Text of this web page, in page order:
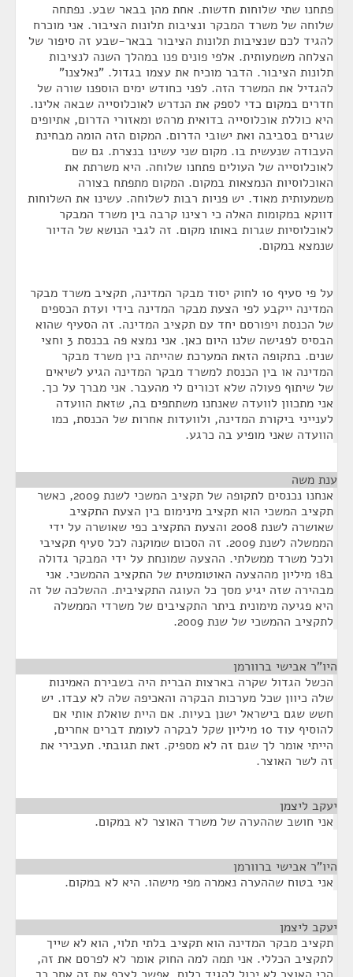
פתחנו שתי שלוחות חדשות. אחת מהן בבאר שבע. נפתחה
שלוחה של משרד המבקר ונציבות תלונות הציבור. אני מוכרח
להגיד לכם שנציבות תלונות הציבור בבאר-שבע זה סיפור של
הצלחה משמעותית. אלפי פונים פנו במהלך השנה לנציבות
תלונות הציבור. הדבר מוכיח את עצמו בגדול. "נאלצנו"
להגדיל את המשרד הזה. לפני כחודש ימים הוספנו שורה של
חדרים במקום כדי לספק את הנדרש לאוכלוסייה שבאה אלינו.
היא כוללת אוכלוסייה בדואית מרהט ומאזורי הדרום, אתיופים
שגרים בסביבה ואת ישובי הדרום. המקום הזה הומה מבחינת
העבודה שנעשית בו. מקום שני עשינו בנצרת. גם שם
לאוכלוסייה של העולים פתחנו שלוחה. היא משרתת את
האוכלוסיות הנמצאות במקום. המקום מתפתח בצורה
משמעותית מאוד. יש פניות רבות לשלוחה. עשינו את השלוחות
דווקא במקומות האלה כי רצינו קרבה בין משרד המבקר
לאוכלוסיות שגרות באותו מקום. זה לגבי הנושא של הדיור
שנמצא במקום.
על פי סעיף 10 לחוק יסוד מבקר המדינה, תקציב משרד מבקר
המדינה ייקבע לפי הצעת מבקר המדינה בידי ועדת הכספים
של הכנסת ויפורסם יחד עם תקציב המדינה. זה הסעיף שהוא
הבסיס לפגישה שלנו היום כאן. אני נמצא פה בכנסת 3 וחצי
שנים. בתקופה הזאת המערכת שהייתה בין משרד מבקר
המדינה או בין הכנסת למשרד מבקר המדינה הגיע לשיאים
של שיתוף פעולה שלא זכורים לי מהעבר. אני מברך על כך.
אני מתכוון לוועדה שאנחנו משתתפים בה, שזאת הוועדה
לענייני ביקורת המדינה, ולוועדות אחרות של הכנסת, כמו
הוועדה שאני מופיע בה כרגע.
ענת משה
אנחנו נכנסים לתקופה של תקציב המשכי לשנת 2009, כאשר
תקציב המשכי הוא תקציב מינימום בין הצעת התקציב
שאושרה לשנת 2008 והצעת התקציב כפי שאושרה על ידי
הממשלה לשנת 2009. זה הסכום שמוקנה לכל סעיף תקציבי
ולכל משרד ממשלתי. ההצעה שמונחת על ידי המבקר גדולה
ב18 מיליון מההצעה האוטומטית של התקציב ההמשכי. אני
מבהירה שזה יגיע מסך כל העוגה התקציבית. ההשלכה של זה
היא פגיעה מימונית ביתר התקציבים של משרדי הממשלה
לתקציב ההמשכי של שנת 2009.
היו"ר אבישי ברוורמן
הכשל הגדול שקרה בארצות הברית היה בשבירת האמינות
שלה כיוון שכל מערכות הבקרה והאכיפה שלה לא עבדו. יש
חשש שגם בישראל ישנן בעיות. אם היית שואלת אותי אם
להוסיף עוד 10 מיליון שקל לבקרה לעומת דברים אחרים,
הייתי אומר לך שגם זה לא מספיק. זאת תגובתי. תעבירי את
זה לשר האוצר.
יעקב ליצמן
אני חושב שההערה של משרד האוצר לא במקום.
היו"ר אבישי ברוורמן
אני בטוח שההערה נאמרה מפי מישהו. היא לא במקום.
יעקב ליצמן
תקציב מבקר המדינה הוא תקציב בלתי תלוי, הוא לא שייך
לתקציב הכללי. אני תמה למה החוק אומר לא לפרסם את זה,